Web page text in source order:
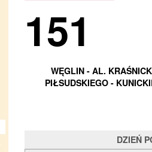
151
WĘGLIN - AL.
PIŁSUDSKIEGO -
DZIEŃ